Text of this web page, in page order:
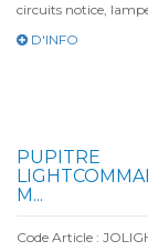
circuits notice,
D'INFO
PUPITRE
M...
Code Article :